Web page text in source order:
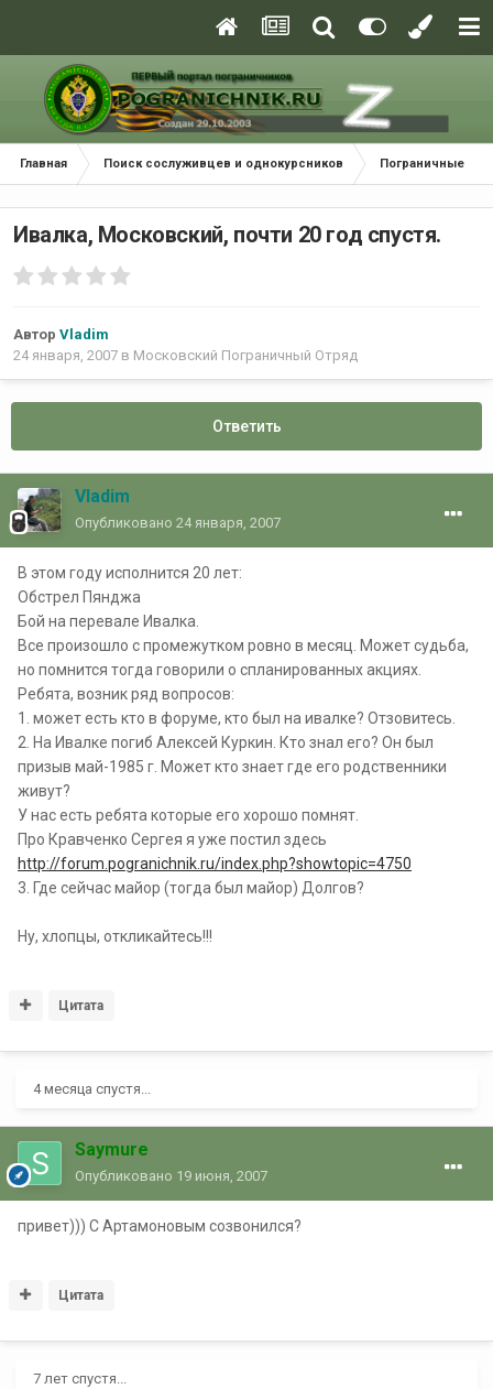
Главная Поиск сослуживцев и однокурсников Пограничные
Ивалка, Московский, почти 20 год спустя.
Автор Vladim
24 января, 2007 в Московский Пограничный Отряд
Ответить
Vladim
Опубликовано 24 января, 2007
В этом году исполнится 20 лет:
Обстрел Пянджа
Бой на перевале Ивалка.
Все произошло с промежутком ровно в месяц. Может судьба,
но помнится тогда говорили о спланированных акциях.
Ребята, возник ряд вопросов:
1. может есть кто в форуме, кто был на ивалке? Отзовитесь.
2. На Ивалке погиб Алексей Куркин. Кто знал его? Он был
призыв май-1985 г. Может кто знает где его родственники
живут?
У нас есть ребята которые его хорошо помнят.
Про Кравченко Сергея я уже постил здесь
http://forum.pogranichnik.ru/index.php?showtopic=4750
3. Где сейчас майор (тогда был майор) Долгов?
Ну, хлопцы, откликайтесь!!!
Цитата
4 месяца спустя...
Saymure
Опубликовано 19 июня, 2007
привет))) С Артамоновым созвонился?
Цитата
7 лет спустя...